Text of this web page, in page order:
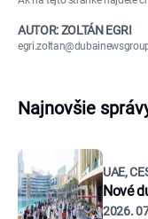
AUTOR: ZOLTÁN EGRI
Najnovšie
UAE,
Nové
2026.